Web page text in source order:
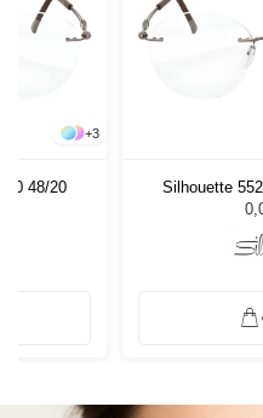
+3
48/20
Silhouette